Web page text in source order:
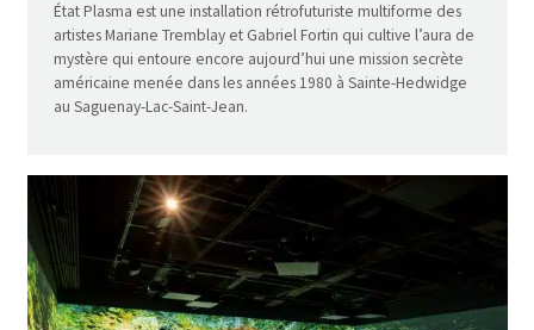
État Plasma est une installation rétrofuturiste multiforme des
artistes Mariane Tremblay et Gabriel Fortin qui cultive l’aura de
mystère qui entoure encore aujourd’hui une mission secrète
américaine menée dans les années 1980 à Sainte-Hedwidge
au Saguenay-Lac-Saint-Jean.